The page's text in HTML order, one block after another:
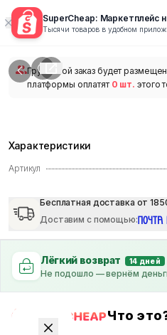
SuperCheap: Маркетплейс
Тысячи товаров в удобном
1/
Групповой заказ будет
платформы оплатят 0 шт. этого
Характеристики
Артикул
Бесплатная доставка от
Доставим с помощью:
Лёгкий возврат 14 дней
Не подошло — вернём
Что